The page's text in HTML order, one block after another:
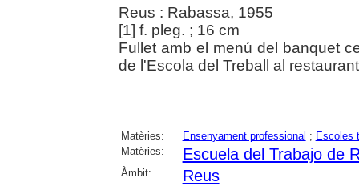
Reus : Rabassa, 1955
[1] f. pleg. ; 16 cm
Fullet amb el menú del banquet
de l'Escola del Treball al
Matèries: Ensenyament professional ; Escoles
Matèries:
Escuela del Trabajo de
Àmbit: Reus